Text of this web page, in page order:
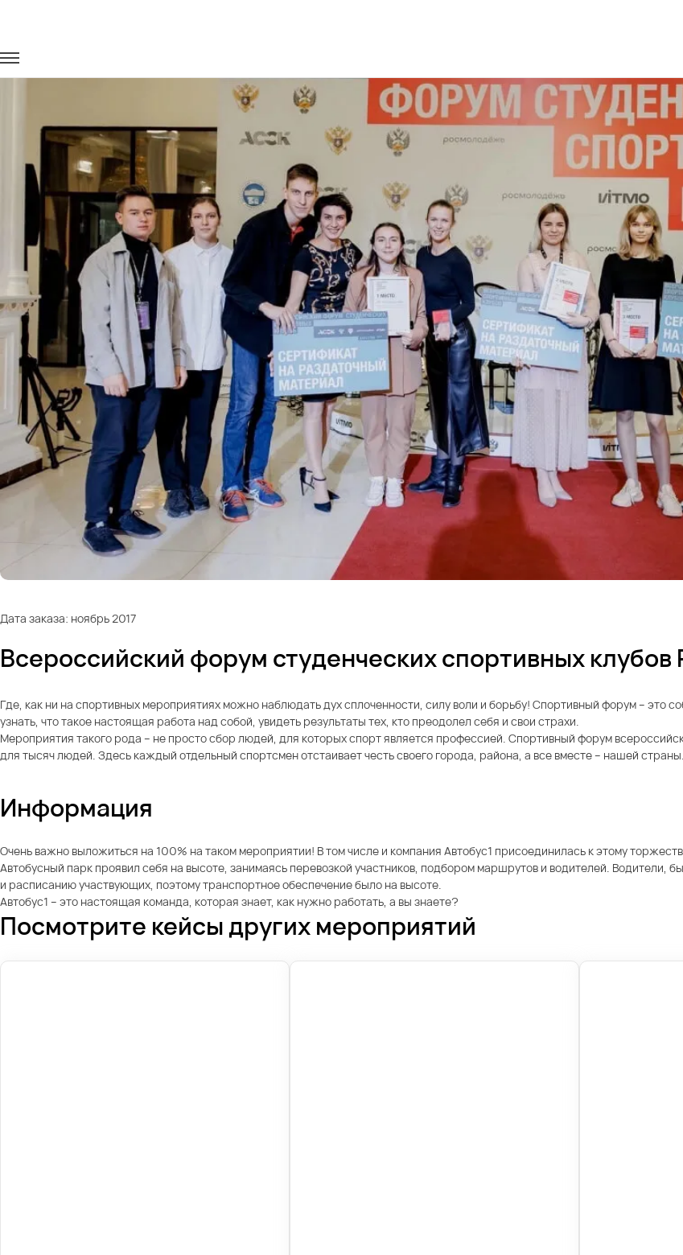
Дата заказа: ноябрь 2017
Всероссийский форум студенческих спортивных клубов
Где, как ни на спортивных мероприятиях можно наблюдать дух сплоченности, силу воли и борьбу! Спортивный форум – это
узнать, что такое настоящая работа над собой, увидеть результаты тех, кто преодолел себя и свои страхи.
Мероприятия такого рода – не просто сбор людей, для которых спорт является профессией. Спортивный форум
для тысяч людей. Здесь каждый отдельный спортсмен отстаивает честь своего города, района, а все вместе – нашей страны.
Информация
Очень важно выложиться на 100% на таком мероприятии! В том числе и компания Автобус1 присоединилась к этому
Автобусный парк проявил себя на высоте, занимаясь перевозкой участников, подбором маршрутов и водителей. Водители,
и расписанию участвующих, поэтому транспортное обеспечение было на высоте.
Автобус1 – это настоящая команда, которая знает, как нужно работать, а вы знаете?
Посмотрите кейсы других мероприятий